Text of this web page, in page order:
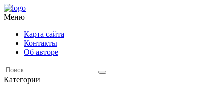
Меню
Карта сайта
Контакты
Об авторе
Категории